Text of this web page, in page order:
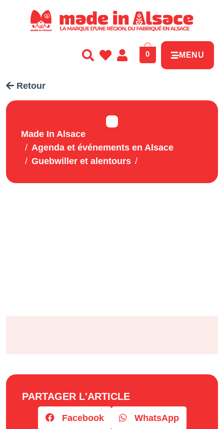
0 MENU
Retour
Made In Alsace
Agenda et événements en Alsace
Guebwiller et alentours
PARTAGER L'ARTICLE
Facebook WhatsApp